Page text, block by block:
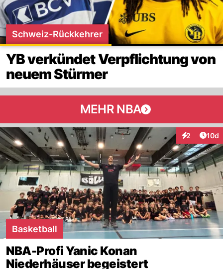
Schweiz-Rückkehrer
YB verkündet Verpflichtung von
neuem Stürmer
MEHR NBA
2
Interaktionen
10d
Basketball
NBA-Profi Yanic Konan
Niederhäuser begeistert